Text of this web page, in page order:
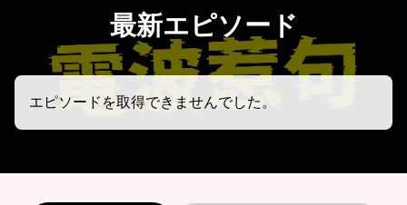
最新エピソード
エピソードを取得できませんでした。